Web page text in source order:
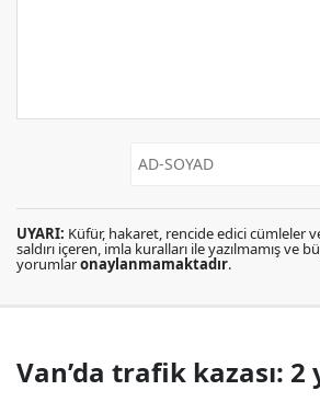
UYARI: Küfür, hakaret, rencide edici cümleler
saldırı içeren, imla kuralları ile yazılmamış ve
yorumlaronaylanmamaktadır.
Van’da trafik kazası: 2